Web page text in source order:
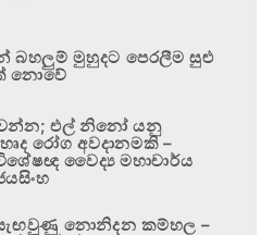
බහලුම් මුහුදට පෙරලීම සුළු
නොවේ
වන්න; එල් නිනෝ යනු
රෝග අවදානමකි –
වෛද්‍ය මහාචාර්ය
නොනිදන කම්හල –